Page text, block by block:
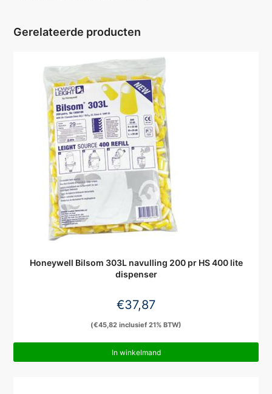
Gerelateerde producten
Honeywell Bilsom 303L navulling 200 pr HS 400 lite
dispenser
€37,87
(€45,82 inclusief 21% BTW)
In winkelmand